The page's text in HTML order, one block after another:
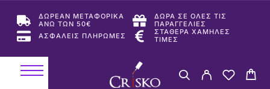
ΔΩΡΕΑΝ ΜΕΤΑΦΟΡΙΚΑ
ΑΝΩ ΤΩΝ 50€
ΔΩΡΑ ΣΕ ΟΛΕΣ ΤΙΣ
ΠΑΡΑΓΓΕΛΙΕΣ
ΑΣΦΑΛΕΙΣ ΠΛΗΡΩΜΕΣ
ΣΤΑΘΕΡΑ ΧΑΜΗΛΕΣ
ΤΙΜΕΣ